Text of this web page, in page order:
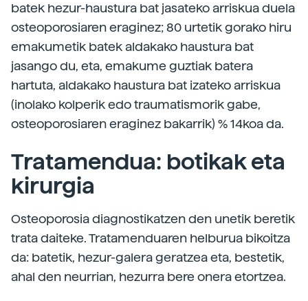
batek hezur-haustura bat jasateko arriskua duela
osteoporosiaren eraginez; 80 urtetik gorako hiru
emakumetik batek aldakako haustura bat
jasango du, eta, emakume guztiak batera
hartuta, aldakako haustura bat izateko arriskua
(inolako kolperik edo traumatismorik gabe,
osteoporosiaren eraginez bakarrik) % 14koa da.
Tratamendua: botikak eta
kirurgia
Osteoporosia diagnostikatzen den unetik beretik
trata daiteke. Tratamenduaren helburua bikoitza
da: batetik, hezur-galera geratzea eta, bestetik,
ahal den neurrian, hezurra bere onera etortzea.